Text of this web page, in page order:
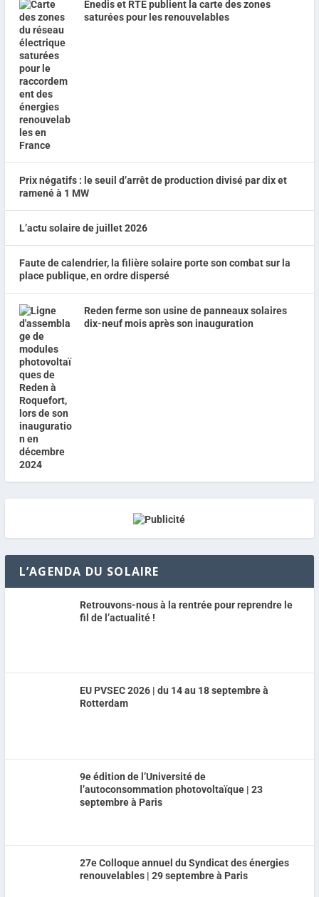
Enedis et RTE publient la carte des zones
saturées pour les renouvelables
Prix négatifs : le seuil d’arrêt de production divisé par dix et
ramené à 1 MW
L’actu solaire de juillet 2026
Faute de calendrier, la filière solaire porte son combat sur la
place publique, en ordre dispersé
Reden ferme son usine de panneaux solaires
dix-neuf mois après son inauguration
L’AGENDA DU SOLAIRE
Retrouvons-nous à la rentrée pour reprendre le
fil de l’actualité !
EU PVSEC 2026 | du 14 au 18 septembre à
Rotterdam
9e édition de l’Université de
l’autoconsommation photovoltaïque | 23
septembre à Paris
27e Colloque annuel du Syndicat des énergies
renouvelables | 29 septembre à Paris